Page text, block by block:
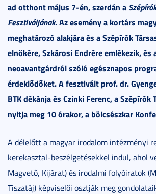
ad otthont május 7-én, szerdán a Szépíró
Fesztiváljának. Az esemény a kortárs
meghatározó alakjára és a Szépírók
elnökére, Szkárosi Endrére emlékezik,és
neoavantgárdról szóló egésznapos
érdeklődőket. A fesztivált prof. dr.
BTK dékánjaés Czinki Ferenc, a Szépírók
nyitja meg 10órakor, a bölcsészkar
A délelőtt a magyar irodalom intézményi
kerekasztal-beszélgetésekkel indul, ahol
Magvető, Kijárat) és irodalmi folyóiratok
Tiszatáj) képviselői osztják meg